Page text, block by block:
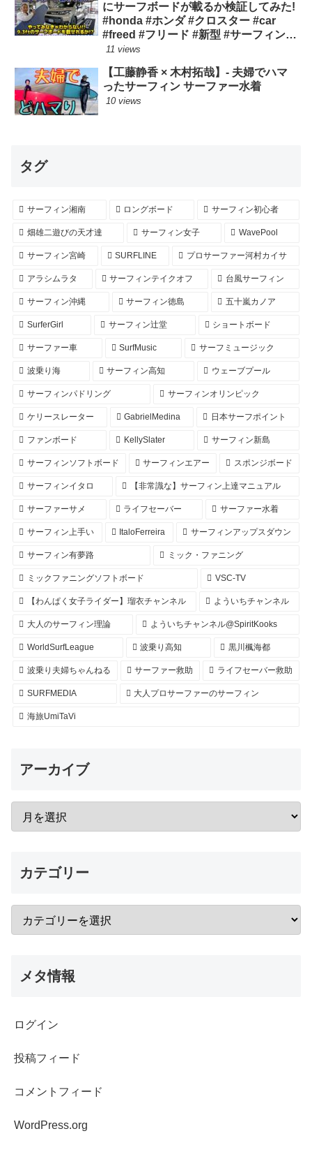
にサーフボードが載るか検証してみた!
#honda #ホンダ #クロスター #car
#freed #フリード #新型 #サーフィン
ロングボード
11 views
【工藤静香 × 木村拓哉】- 夫婦でハマ
ったサーフィン サーファー水着
10 views
タグ
サーフィン湘南 ロングボード サーフィン初心者
畑雄二遊びの天才達 サーフィン女子 WavePool
サーフィン宮崎 SURFLINE プロサーファー河村カイサ
アラシムラタ サーフィンテイクオフ 台風サーフィン
サーフィン沖縄 サーフィン徳島 五十嵐カノア
SurferGirl サーフィン辻堂 ショートボード
サーファー車 SurfMusic サーフミュージック
波乗り海 サーフィン高知 ウェーブプール
サーフィンパドリング サーフィンオリンピック
ケリースレーター GabrielMedina 日本サーフポイント
ファンボード KellySlater サーフィン新島
サーフィンソフトボード サーフィンエアー スポンジボード
サーフィンイタロ 【非常識な】サーフィン上達マニュアル
サーファーサメ ライフセーバー サーファー水着
サーフィン上手い ItaloFerreira サーフィンアップスダウン
サーフィン有夢路 ミック・ファニング
ミックファニングソフトボード VSC-TV
【わんぱく女子ライダー】瑠衣チャンネル よういちチャンネル
大人のサーフィン理論 よういちチャンネル@SpiritKooks
WorldSurfLeague 波乗り高知 黒川楓海都
波乗り夫婦ちゃんねる サーファー救助 ライフセーバー救助
SURFMEDIA 大人プロサーファーのサーフィン
海旅UmiTaVi
アーカイブ
カテゴリー
メタ情報
ログイン
投稿フィード
コメントフィード
WordPress.org